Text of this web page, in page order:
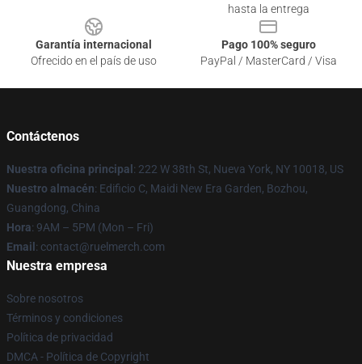
hasta la entrega
Garantía internacional
Ofrecido en el país de uso
Pago 100% seguro
PayPal / MasterCard / Visa
Contáctenos
Nuestra oficina principal : 222 W 38th St, Nueva York, NY 10018, US
Nuestro almacén: Edificio C, Maidi New Era Garden, Bozhou,
Guangdong, China
Hora: 9AM – 5PM (Mon – Fri)
Email : contact@ruelmerch.com
Nuestra empresa
Sobre nosotros
Términos y condiciones
Política de privacidad
DMCA - Política de Copyright